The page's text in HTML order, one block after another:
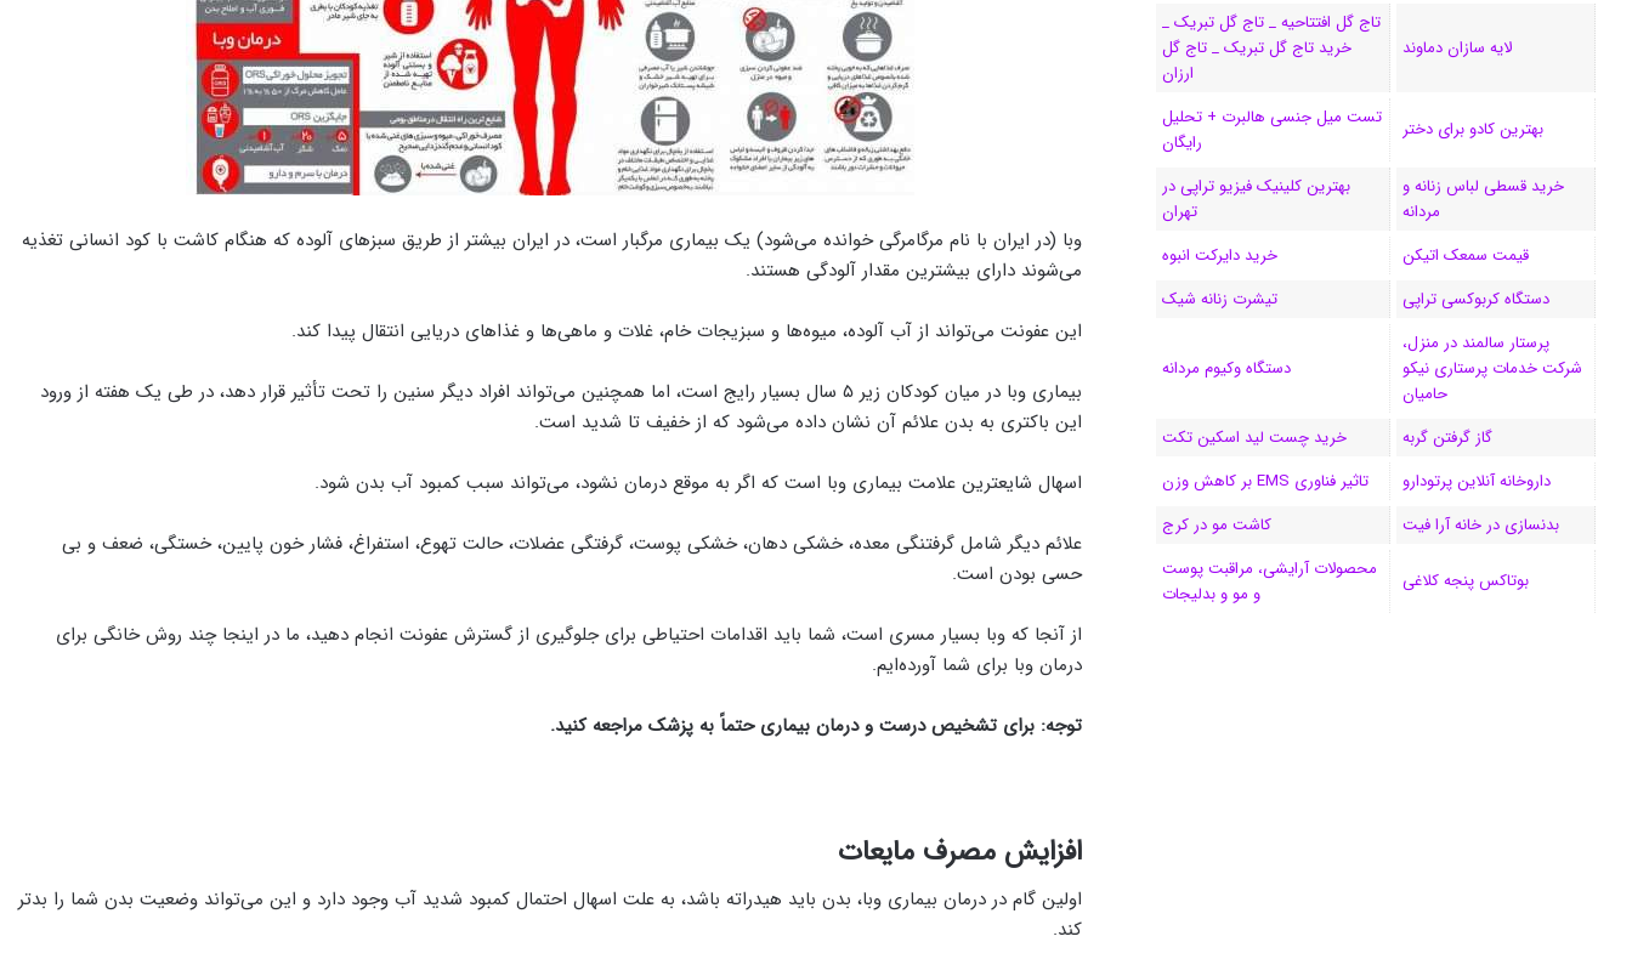
وبا (در ایران با نام مرگامرگی خوانده می‌شود) یک بیماری مرگبار است، در ایران بیشتر از طریق سبزهای آلوده که هنگام کاشت با کود انسانی تغذیه
می‌شوند دارای بیشترین مقدار آلودگی هستند.
این عفونت می‌تواند از آب آلوده، میوه‌ها و سبزیجات خام، غلات و ماهی‌ها و غذاهای دریایی انتقال پیدا کند.
بیماری وبا در میان کودکان زیر ۵ سال بسیار رایج است، اما همچنین می‌تواند افراد دیگر سنین را تحت تأثیر قرار دهد، در طی یک هفته از ورود
این باکتری به بدن علائم آن نشان داده می‌شود که از خفیف تا شدید است.
اسهال شایعترین علامت بیماری وبا است که اگر به موقع درمان نشود، می‌تواند سبب کمبود آب بدن شود.
علائم دیگر شامل گرفتنگی معده، خشکی دهان، خشکی پوست، گرفتگی عضلات، حالت تهوع، استفراغ، فشار خون پایین، خستگی، ضعف و بی
حسی بودن است.
از آنجا که وبا بسیار مسری است، شما باید اقدامات احتیاطی برای جلوگیری از گسترش عفونت انجام دهید، ما در اینجا چند روش خانگی برای
درمان وبا برای شما آورده‌ایم.
توجه: برای تشخیص درست و درمان بیماری حتماً به پزشک مراجعه کنید.
افزایش مصرف مایعات
اولین گام در درمان بیماری وبا، بدن باید هیدراته باشد، به علت اسهال احتمال کمبود شدید آب وجود دارد و این می‌تواند وضعیت بدن شما را بدتر
کند.
ن
ا
ر
m
م
لایه سازان دماوند
تاج گل افتتاحیه _ تاج گل تبریک _
خرید تاج گل تبریک _ تاج گل
ارزان
بهترین کادو برای دختر
تست میل جنسی هالبرت + تحلیل
رایگان
خرید قسطی لباس زنانه و
مردانه
بهترین کلینیک فیزیو تراپی در
تهران
قیمت سمعک اتیکن
خرید دایرکت انبوه
دستگاه کربوکسی تراپی
تیشرت زنانه شیک
پرستار سالمند در منزل،
شرکت خدمات پرستاری نیکو
حامیان
دستگاه وکیوم مردانه
گاز گرفتن گربه
خرید چست لید اسکین تکت
داروخانه آنلاین پرتودارو
تاثیر فناوری EMS بر کاهش وزن
بدنسازی در خانه آرا فیت
کاشت مو در کرج
بوتاکس پنجه کلاغی
محصولات آرایشی، مراقبت پوست
و مو و بدلیجات